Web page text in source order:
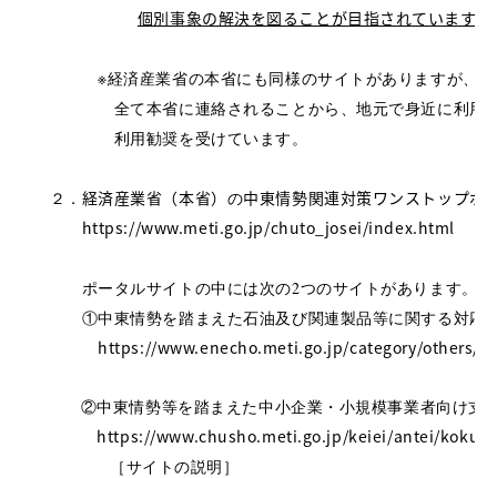
個別事象の解決を図ることが目指されています
※経済産業省の本省にも同様のサイトがありますが、近
全て本省に連絡されることから、地元で身近に利用で
利用勧奨を受けています。
２． 経済産業省（本省） の中東情勢関連対策ワンストップポ
https://www.meti.go.jp/chuto_josei/index.html
ポータルサイトの中には次の2つのサイトがあります。（
①中東情勢を踏まえた石油及び関連製品等に関する対応サ
https://www.enecho.meti.go.jp/category/others/
②中東情勢等を踏まえた中小企業・小規模事業者向け支援
https://www.chusho.meti.go.jp/keiei/antei/
［サイトの説明］